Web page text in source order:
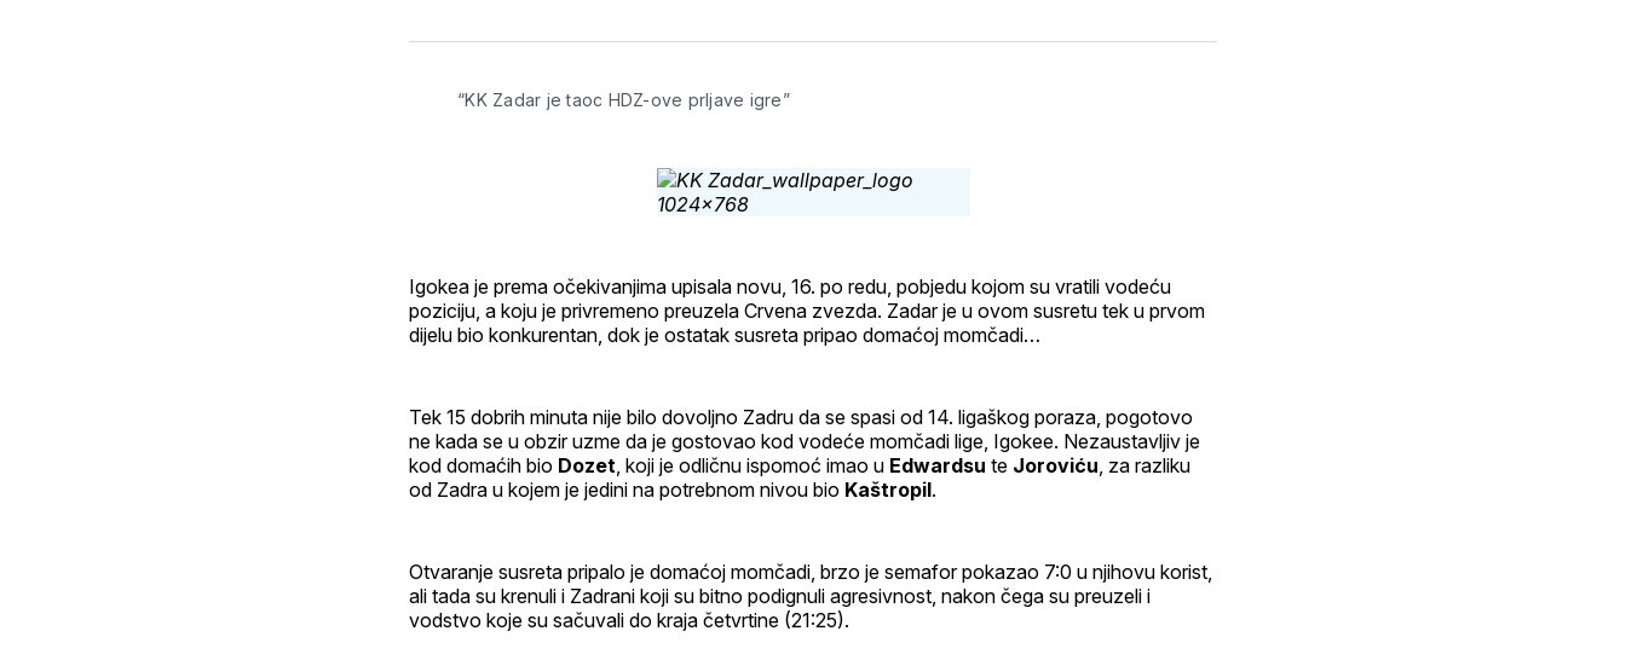
FacebookLinkedIn maila
“KK Zadar je taoc HDZ-ove prljave igre”
Igokea je prema očekivanjima upisala novu, 16. po redu, pobjedu kojom su vratili vodeću
poziciju, a koju je privremeno preuzela Crvena zvezda. Zadar je u ovom susretu tek u prvom
dijelu bio konkurentan, dok je ostatak susreta pripao domaćoj momčadi…
Tek 15 dobrih minuta nije bilo dovoljno Zadru da se spasi od 14. ligaškog poraza, pogotovo
ne kada se u obzir uzme da je gostovao kod vodeće momčadi lige, Igokee. Nezaustavljiv je
kod domaćih bio Dozet , koji je odličnu ispomoć imao u Edwardsu te Joroviću , za razliku
od Zadra u kojem je jedini na potrebnom nivou bio Kaštropil.
Otvaranje susreta pripalo je domaćoj momčadi, brzo je semafor pokazao 7:0 u njihovu korist,
ali tada su krenuli i Zadrani koji su bitno podignuli agresivnost, nakon čega su preuzeli i
vodstvo koje su sačuvali do kraja četvrtine (21:25).